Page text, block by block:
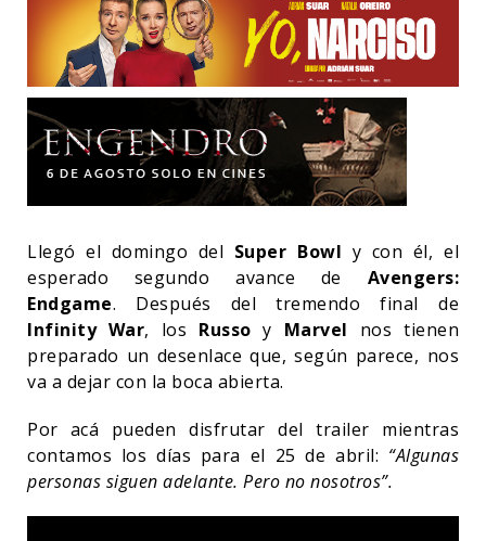
Llegó el domingo del Super Bowl y con él, el
esperado segundo avance de Avengers:
Endgame. Después del tremendo final de
Infinity War, los Russo y Marvel nos tienen
preparado un desenlace que, según parece, nos
va a dejar con la boca abierta.
Por acá pueden disfrutar del trailer mientras
contamos los días para el 25 de abril: “Algunas
personas siguen adelante. Pero no nosotros”.